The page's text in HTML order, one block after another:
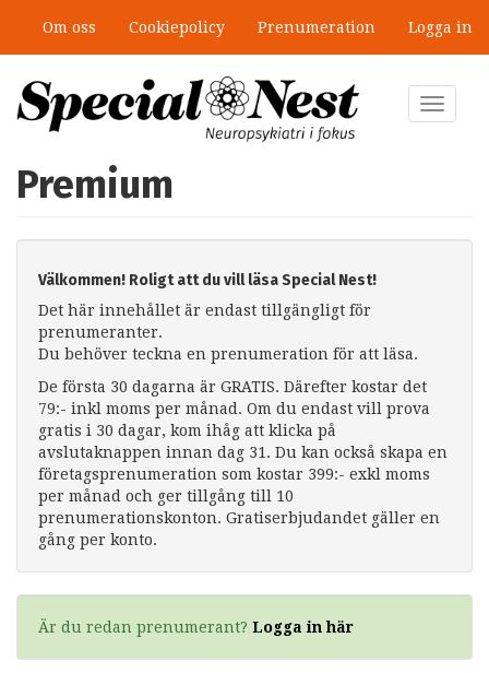
huvudinnehåll
Om oss Cookiepolicy Prenumeration Logga in
Toggle
Premium
Välkommen! Roligt att du vill läsa Special Nest!
Det här innehållet är endast tillgängligt för
prenumeranter.
Du behöver teckna en prenumeration för att läsa.
De första 30 dagarna är GRATIS. Därefter kostar det
79:- inkl moms per månad. Om du endast vill prova
gratis i 30 dagar, kom ihåg att klicka på
avslutaknappen innan dag 31. Du kan också skapa en
företagsprenumeration som kostar 399:- exkl moms
per månad och ger tillgång till 10
prenumerationskonton. Gratiserbjudandet gäller en
gång per konto.
Är du redan prenumerant? Logga in här